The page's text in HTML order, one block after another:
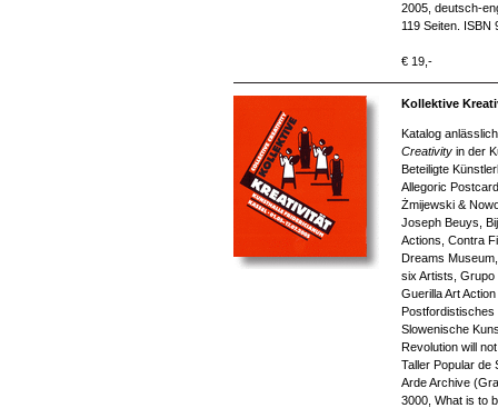
2005, deutsch-
119 Seiten. ISBN
€ 19,-
Kollektive
Katalog
Creativity in der
Beteiligte
Allegoric
Żmijewski &
Joseph Beuys,
Actions, Contra
Dreams
six Artists, Grupo
Guerilla Art
Postfordistisches
Slowenische
Revolution will
Taller Popular de
Arde Archive
3000, What is to